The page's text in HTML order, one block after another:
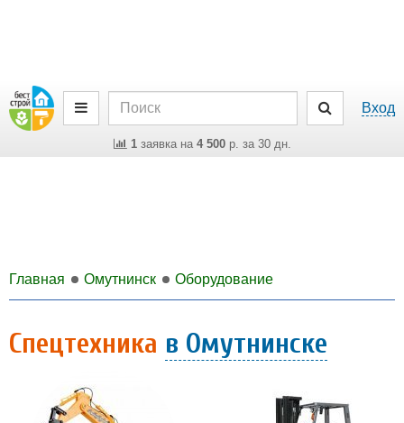
Вход
1заявка на 4 500р. за 30 дн.
Главная Омутнинск Оборудование
Спецтехника в Омутнинске